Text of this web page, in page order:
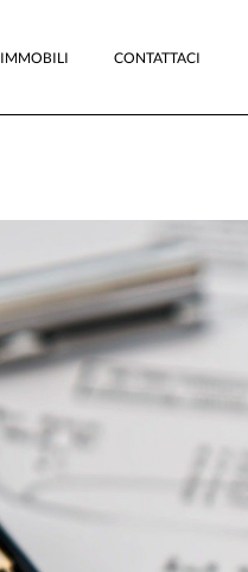
IMMOBILI CONTATTACI